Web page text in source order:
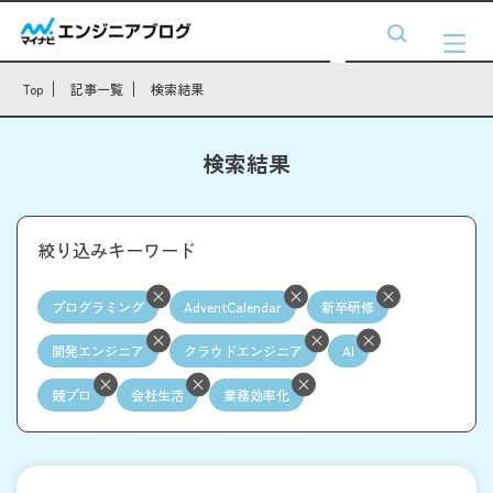
Top 記事一覧 検索結果
検索結果
絞り込みキーワード
プログラミング AdventCalendar 新卒研修
開発エンジニア クラウドエンジニア AI
競プロ 会社生活 業務効率化